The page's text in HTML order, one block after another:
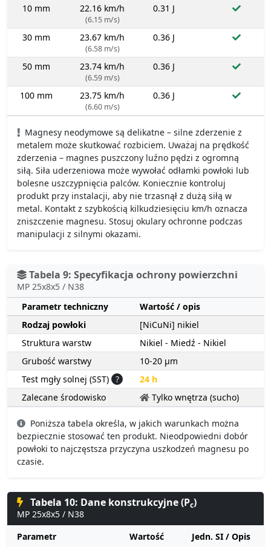
10 mm
22.16 km/h
(6.15 m/s)
0.31 J
30 mm 23.67 km/h
(6.58 m/s)
0.36 J
50 mm 23.74 km/h
(6.59 m/s)
0.36 J
100 mm 23.75 km/h
(6.60 m/s)
0.36 J
Magnesy neodymowe są delikatne – silne zderzenie z
metalem może skutkować rozbiciem. Uważaj na prędkość
zderzenia – magnes puszczony luźno pędzi z ogromną
siłą. Siła uderzeniowa może wywołać odłamki powłoki lub
bolesne uszczypnięcia palców. Koniecznie kontroluj
produkt przy instalacji, aby nie trzasnął z dużą siłą w
metal. Kontakt z szybkością kilkudziesięciu km/h oznacza
zniszczenie magnesu. Stosuj okulary ochronne podczas
manipulacji z silnymi okazami.
Tabela 9: Specyfikacja ochrony powierzchni
MP 25x8x5 / N38
Parametr techniczny
Wartość / opis
Rodzaj powłoki
[NiCuNi] nikiel
Struktura warstw
Nikiel - Miedź - Nikiel
Grubość warstwy
10-20 µm
Test mgły solnej (SST) ?
24 h
Zalecane środowisko
Tylko wnętrza (sucho)
Poniższa tabela określa, w jakich warunkach można
bezpiecznie stosować ten produkt. Nieodpowiedni dobór
powłoki to najczęstsza przyczyna uszkodzeń magnesu po
czasie.
Tabela 10: Dane konstrukcyjne (Pc)
MP 25x8x5 / N38
Parametr
Wartość Jedn. SI / Opis